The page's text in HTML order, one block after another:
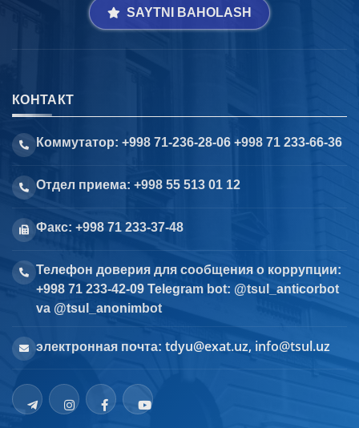
SAYTNI BAHOLASH
КОНТАКТ
Коммутатор: +998 71-236-28-06 +998 71 233-66-36
Отдел приема: +998 55 513 01 12
Факс: +998 71 233-37-48
Телефон доверия для сообщения о коррупции:
+998 71 233-42-09 Telegram bot: @tsul_anticorbot
va @tsul_anonimbot
электронная почта: tdyu@exat.uz, info@tsul.uz